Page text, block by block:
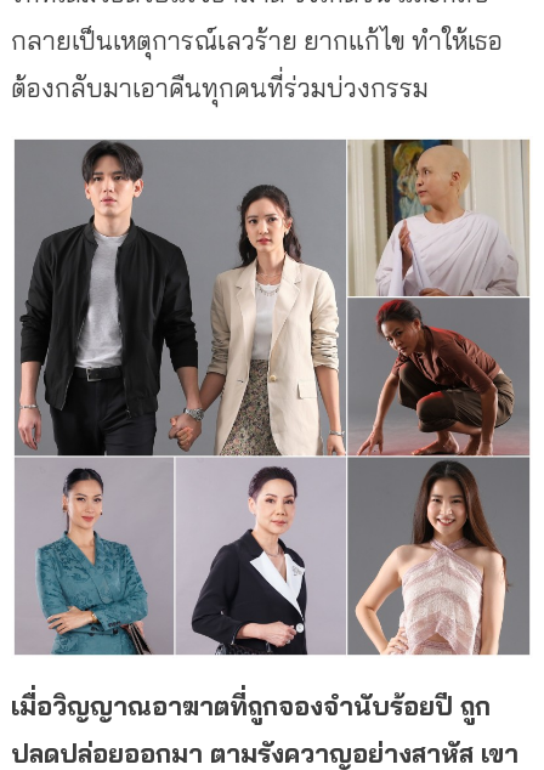
กลายเป็นเหตุการณ์เลวร้าย ยากแก้ไข ทำให้เธอ
ต้องกลับมาเอาคืนทุกคนที่ร่วมบ่วงกรรม
เมื่อวิญญาณอาฆาตที่ถูกจองจำนับร้อยปี ถูก
ปลดปล่อยออกมา ตามรังควาญอย่างสาหัส เขา